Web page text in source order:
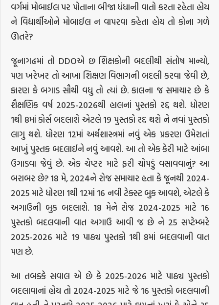
વર્ગમાં મોબાઈલ પર પોતાના બીજા ધંધાની વાતો કરતા રહેતા હોય
ને વિદ્યાર્થીઓને મોબાઈલ ન વાપરવા કહેતા હોય તો કોના ગળે
ઊતરે?
જૂનાગઢમાં તો DDOએ છ શિક્ષકોની બદલીથી સંતોષ માન્યો,
પણ ખરેખર તો આખા શિક્ષણ વિભાગની બદલી કરવા જેવી છે,
કારણ કે બગાડ સૌથી વધુ તો ત્યાં છે. કાલના જ સમાચાર છે કે
શૈક્ષણિક વર્ષ 2025-2026થી હાલનાં પુસ્તકો રદ્દ થશે. ધોરણ
1થી 8માં કોર્સ બદલાશે એટલે 19 પુસ્તકો રદ્દ થશે ને નવાં પુસ્તકો
લાગુ થશે. ધોરણ 12માં અર્થશાસ્ત્રમાં નવું એક પ્રકરણ ઉમેરાતાં
આખું પુસ્તક બદલાઈને નવું આવશે. આ તો એક કેરી માટે આંબા
ઉગાડવા જેવું છે. એક ચેપ્ટર માટે ફરી ચોપડું વસાવવાનું? આ
બરાબર છે? 18 મે, 2024ને રોજ સમાચાર હતા કે જૂનથી 2024-
2025 માટે ધોરણ 1થી 12માં 16 નવી ટેક્સ્ટ બુક આવશે, એટલે કે
અગાઉની બુક બદલાશે. 18 મેને રોજ 2024-2025 માટે 16
પુસ્તકો બદલવાની વાત અગાઉ આવી જ છે ને 25 સપ્ટેમ્બરે
2025-2026 માટે 19 પાઠ્ય પુસ્તકો 1થી 8માં બદલવાની વાત
પણ છે.
આ તબક્કે સવાલ એ છે કે 2025-2026 માટે પાઠ્ય પુસ્તકો
બદલાવાનાં હોય તો 2024-2025 માટે જે 16 પુસ્તકો બદલવાની